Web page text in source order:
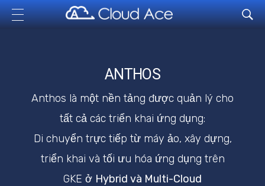
Cloud Ace
Nhà cung cấp giải pháp trên GCP cho doanh nghiệp
ANTHOS
Anthos là một nền tảng được quản lý cho
tất cả các triển khai ứng dụng:
Di chuyển trực tiếp từ máy ảo, xây dựng,
triển khai và tối ưu hóa ứng dụng trên
GKE ở Hybrid và Multi-Cloud